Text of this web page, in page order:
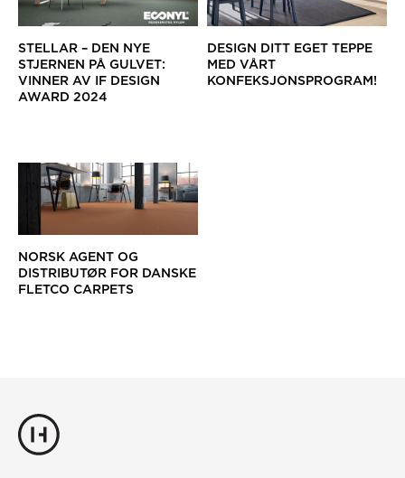
STELLAR – DEN NYE
STJERNEN PÅ GULVET:
VINNER AV IF DESIGN
AWARD 2024
DESIGN DITT EGET TEPPE
MED VÅRT
KONFEKSJONSPROGRAM!
NORSK AGENT OG
DISTRIBUTØR FOR DANSKE
FLETCO CARPETS